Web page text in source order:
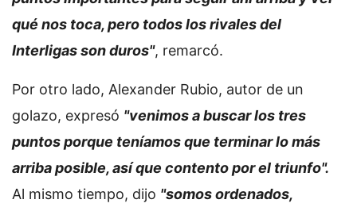
qué nos toca, pero todos los rivales del
Interligas son duros", remarcó.
Por otro lado, Alexander Rubio, autor de un
golazo, expresó "venimos a buscar los tres
puntos porque teníamos que terminar lo más
arriba posible, así que contento por el triunfo".
Al mismo tiempo, dijo "somos ordenados,